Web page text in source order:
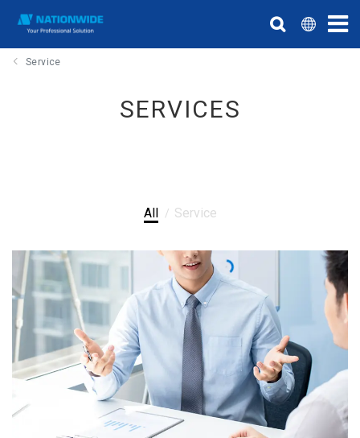
Service
SERVICES
All Service